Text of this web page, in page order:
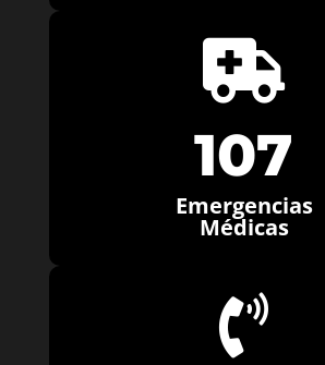

107
Emergencias
Médicas
